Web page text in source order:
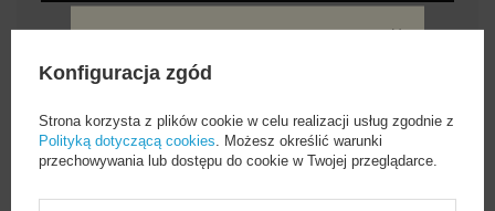
Specyfikacja
Konfiguracja zgód
Strona korzysta z plików cookie w celu realizacji usług zgodnie z
Polityką dotyczącą cookies . Możesz określić warunki
przechowywania lub dostępu do cookie w Twojej przeglądarce.